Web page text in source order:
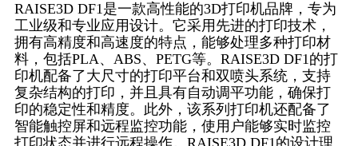
RAISE3D DF1是一款高性能的3D打印机品牌，专为
工业级和专业应用设计。它采用先进的打印技术，
拥有高精度和高速度的特点，能够处理多种打印材
料，包括PLA、ABS、PETG等。RAISE3D DF1的打
印机配备了大尺寸的打印平台和双喷头系统，支持
复杂结构的打印，并且具有自动调平功能，确保打
印的稳定性和精度。此外，该系列打印机还配备了
智能触控屏和远程监控功能，使用户能够实时监控
打印状态并进行远程操作。RAISE3D DF1的设计理